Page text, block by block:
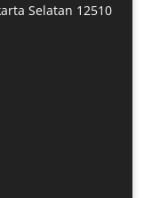
Selatan 12510